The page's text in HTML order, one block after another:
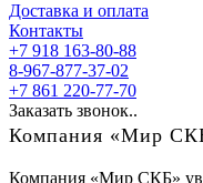
Доставка и оплата
Контакты
+7 918 163-80-88
8-967-877-37-02
+7 861 220-77-70
Заказать звонок..
Компания «Мир
Компания «Мир СКБ»